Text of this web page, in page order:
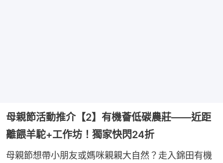
母親節活動推介【2】有機薈低碳農莊——近距
離餵羊駝+工作坊！獨家快閃24折
母親節想帶小朋友或媽咪親親大自然？走入錦田有機